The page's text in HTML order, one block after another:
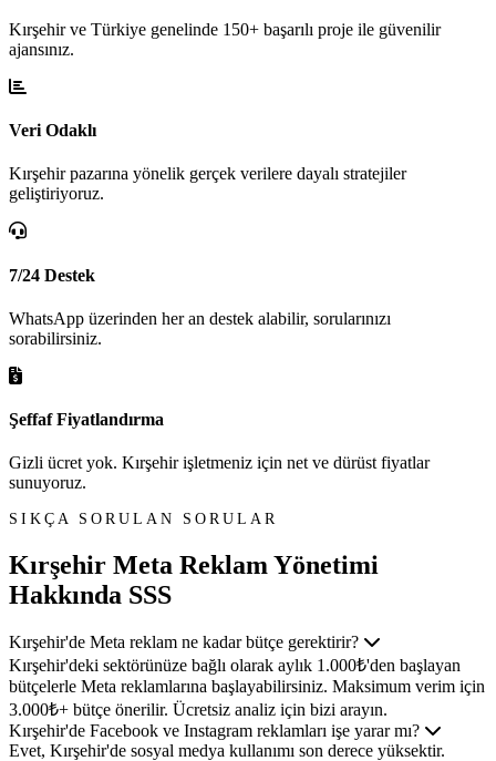
Kırşehir ve Türkiye genelinde 150+ başarılı proje ile güvenilir
ajansınız.
Veri Odaklı
Kırşehir pazarına yönelik gerçek verilere dayalı stratejiler
geliştiriyoruz.
7/24 Destek
WhatsApp üzerinden her an destek alabilir, sorularınızı
sorabilirsiniz.
Şeffaf Fiyatlandırma
Gizli ücret yok. Kırşehir işletmeniz için net ve dürüst fiyatlar
sunuyoruz.
SIKÇA SORULAN SORULAR
Kırşehir Meta Reklam Yönetimi
Hakkında SSS
Kırşehir'de Meta reklam ne kadar bütçe gerektirir?
Kırşehir'deki sektörünüze bağlı olarak aylık 1.000₺'den başlayan
bütçelerle Meta reklamlarına başlayabilirsiniz. Maksimum verim için
3.000₺+ bütçe önerilir. Ücretsiz analiz için bizi arayın.
Kırşehir'de Facebook ve Instagram reklamları işe yarar mı?
Evet, Kırşehir'de sosyal medya kullanımı son derece yüksektir.